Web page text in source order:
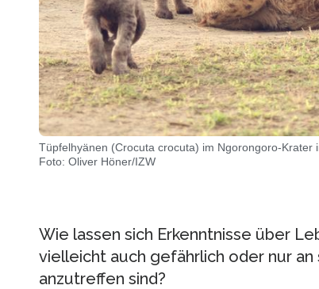
Tüpfelhyänen (Crocuta crocuta) im Ngorongoro-Krater
Foto: Oliver Höner/IZW
Wie lassen sich Erkenntnisse über
vielleicht auch gefährlich oder nur
anzutreffen sind?